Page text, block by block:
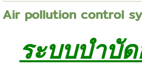
Air pollution control
ระบบบำบั